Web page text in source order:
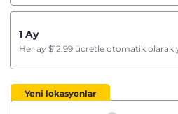
1 Ay
Her ay $12.99 ücretle otomatik olarak
Yeni lokasyonlar